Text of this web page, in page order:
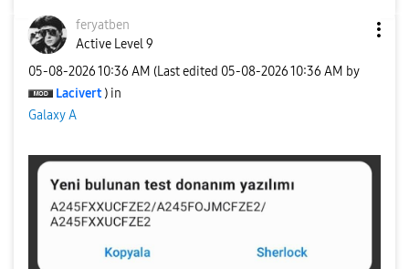
feryatben
Active Level 9
‎05-08-202610:36 AM (Last edited ‎05-08-202610:36 AM by
Lacivert ) in
Galaxy A